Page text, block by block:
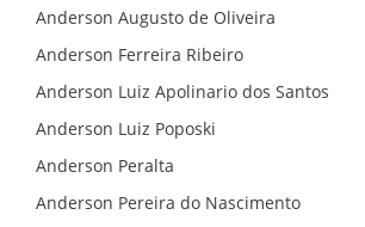
Anderson Augusto de Oliveira
Anderson Ferreira Ribeiro
Anderson Luiz Apolinario dos Santos
Anderson Luiz Poposki
Anderson Peralta
Anderson Pereira do Nascimento